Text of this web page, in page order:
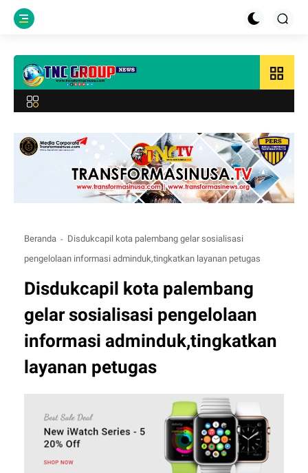
grid_view
Beranda
Disdukcapil kota palembang gelar sosialisasi
pengelolaan informasi adminduk,tingkatkan layanan petugas
Disdukcapil kota palembang
gelar sosialisasi pengelolaan
informasi adminduk,tingkatkan
layanan petugas